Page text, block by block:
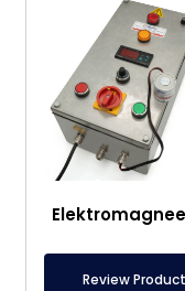
Review Product